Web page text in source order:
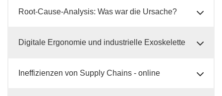
Root-Cause-Analysis: Was war die Ursache?
Digitale Ergonomie und industrielle Exoskelette
Ineffizienzen von Supply Chains - online